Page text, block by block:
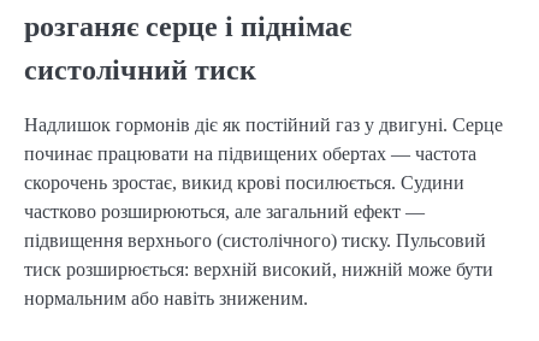
розганяє серце і піднімає
систолічний тиск
Надлишок гормонів діє як постійний газ у двигуні. Серце
починає працювати на підвищених обертах — частота
скорочень зростає, викид крові посилюється. Судини
частково розширюються, але загальний ефект —
підвищення верхнього (систолічного) тиску. Пульсовий
тиск розширюється: верхній високий, нижній може бути
нормальним або навіть зниженим.